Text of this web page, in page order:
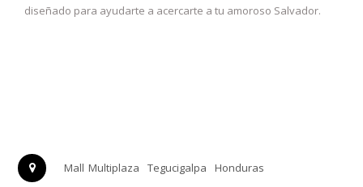
diseñado para ayudarte a acercarte a tu amoroso Salvador.
Mall Multiplaza Tegucigalpa Honduras